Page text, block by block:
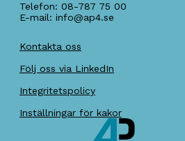
Telefon: 08-787 75 00
E-mail: info@ap4.se
Kontakta oss
Följ oss via LinkedIn
Integritetspolicy
Inställningar för kakor